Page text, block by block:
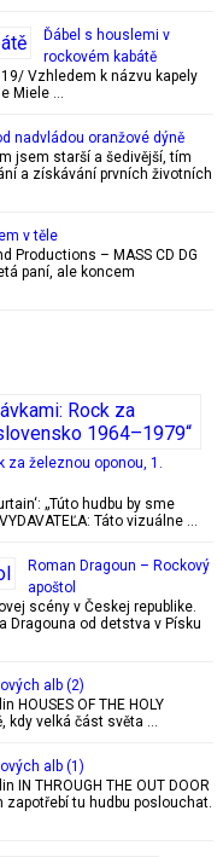
Ďábel s houslemi v
rockovém kabátě
Vzhledem k názvu kapely
Miele …
nadvládou oranžové dýně
jsem starší a šedivější, tím
a získávání prvních životních
v těle
Productions – MASS CD DG
paní, ale koncem
za železnou oponou, 1.
„Túto hudbu by sme
Táto vizuálne …
Roman Dragoun – Rockový
apoštol
scény v Českej republike.
Dragouna od detstva v Písku
alb (2)
HOUSES OF THE HOLY
kdy velká část světa …
alb (1)
IN THROUGH THE OUT DOOR
zapotřebí tu hudbu poslouchat.